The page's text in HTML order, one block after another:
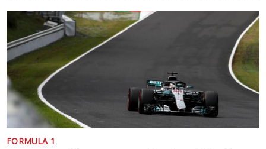
FORMULA 1